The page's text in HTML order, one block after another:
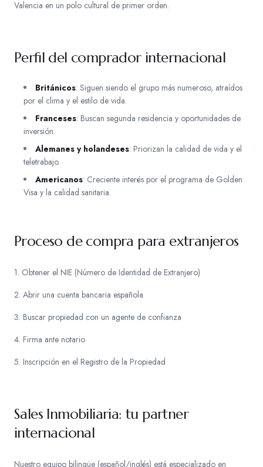
Valencia en un polo cultural de primer orden.
Perfil del comprador internacional
Británicos: Siguen siendo el grupo más numeroso, atraídos
por el clima y el estilo de vida.
Franceses: Buscan segunda residencia y oportunidades de
inversión.
Alemanes y holandeses: Priorizan la calidad de vida y el
teletrabajo.
Americanos: Creciente interés por el programa de Golden
Visa y la calidad sanitaria.
Proceso de compra para extranjeros
1. Obtener el NIE (Número de Identidad de Extranjero)
2. Abrir una cuenta bancaria española
3. Buscar propiedad con un agente de confianza
4. Firma ante notario
5. Inscripción en el Registro de la Propiedad
Sales Inmobiliaria: tu partner
internacional
Nuestro equipo bilingüe (español/inglés) está especializado en